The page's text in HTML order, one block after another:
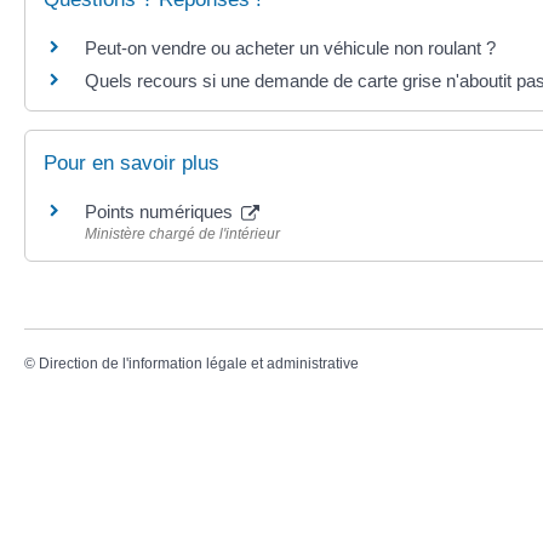
Peut-on vendre ou acheter un véhicule non roulant ?
Quels recours si une demande de carte grise n'aboutit
Pour en savoir plus
Points numériques
Ministère chargé de l'intérieur
© Direction de l'information légale et administrative